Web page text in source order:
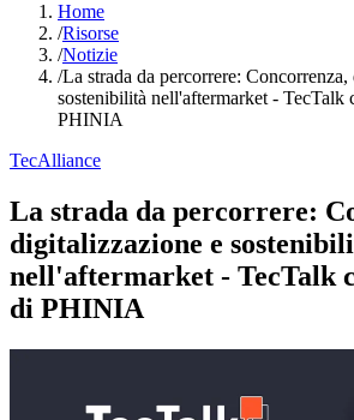
Home
/Risorse
/Notizie
/La strada da percorrere:
sostenibilità nell'aftermarket -
PHINIA
TecAlliance
La strada da percorrere:
digitalizzazione e
nell'aftermarket - TecTalk
di PHINIA